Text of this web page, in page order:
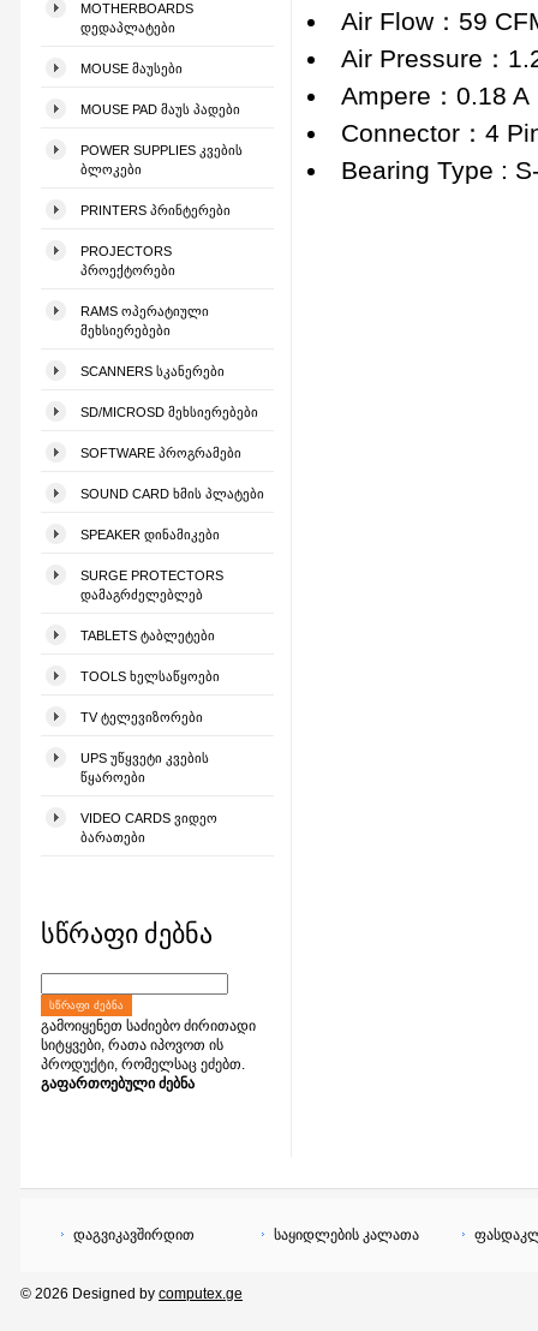
MOTHERBOARDS
ᲓᲔᲓᲐᲞᲚᲐᲢᲔᲑᲘ
MOUSE ᲛᲐᲣᲡᲔᲑᲘ
MOUSE PAD ᲛᲐᲣᲡ ᲞᲐᲓᲔᲑᲘ
POWER SUPPLIES ᲙᲕᲔᲑᲘᲡ
ᲑᲚᲝᲙᲔᲑᲘ
PRINTERS ᲞᲠᲘᲜᲢᲔᲠᲔᲑᲘ
PROJECTORS
ᲞᲠᲝᲔᲥᲢᲝᲠᲔᲑᲘ
RAMS ᲝᲞᲔᲠᲐᲢᲘᲣᲚᲘ
ᲛᲔᲮᲡᲘᲔᲠᲔᲑᲔᲑᲘ
SCANNERS ᲡᲙᲐᲜᲔᲠᲔᲑᲘ
SD/MICROSD ᲛᲔᲮᲡᲘᲔᲠᲔᲑᲔᲑᲘ
SOFTWARE ᲞᲠᲝᲒᲠᲐᲛᲔᲑᲘ
SOUND CARD ᲮᲛᲘᲡ ᲞᲚᲐᲢᲔᲑᲘ
SPEAKER ᲓᲘᲜᲐᲛᲘᲙᲔᲑᲘ
SURGE PROTECTORS
ᲓᲐᲛᲐᲒᲠᲫᲔᲚᲔᲑᲚᲔᲑ
TABLETS ᲢᲐᲑᲚᲔᲢᲔᲑᲘ
TOOLS ᲮᲔᲚᲡᲐᲬᲧᲝᲔᲑᲘ
TV ᲢᲔᲚᲔᲕᲘᲖᲝᲠᲔᲑᲘ
UPS ᲣᲬᲧᲕᲔᲢᲘ ᲙᲕᲔᲑᲘᲡ
ᲬᲧᲐᲠᲝᲔᲑᲘ
VIDEO CARDS ᲕᲘᲓᲔᲝ
ᲑᲐᲠᲐᲗᲔᲑᲘ
სწრაფი ძებნა
ᲡᲬᲠᲐᲤᲘ ᲫᲔᲑᲜᲐ
გამოიყენეთ საძიებო ძირითადი
სიტყვები, რათა იპოვოთ ის
პროდუქტი, რომელსაც ეძებთ.
გაფართოებული ძებნა
Air Flow：59
Air Pressure：
Ampere：0.18 A
Connector：4
Bearing Type :
დაგვიკავშირდით საყიდლების კალათა
© 2026 Designed by computex.ge